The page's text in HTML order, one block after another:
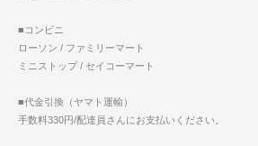
■コンビニ
ローソン / ファミリーマート
ミニストップ / セイコーマート
■代金引換（ヤマト運輸）
手数料330円/配達員さんにお支払いください。